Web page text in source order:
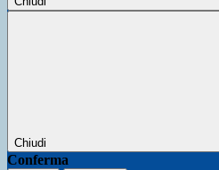
Chiudi
Conferma